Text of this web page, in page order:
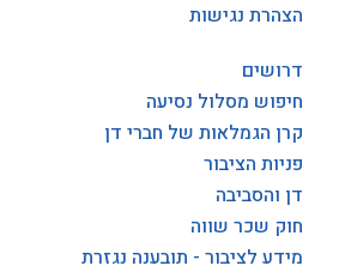
הצהרת נגישות
דרושים
חיפוש מסלול נסיעה
קרן הגמלאות של חברי דן
פניות הציבור
דן והסביבה
חוק שכר שווה
מידע לציבור - תובענה נגזרת